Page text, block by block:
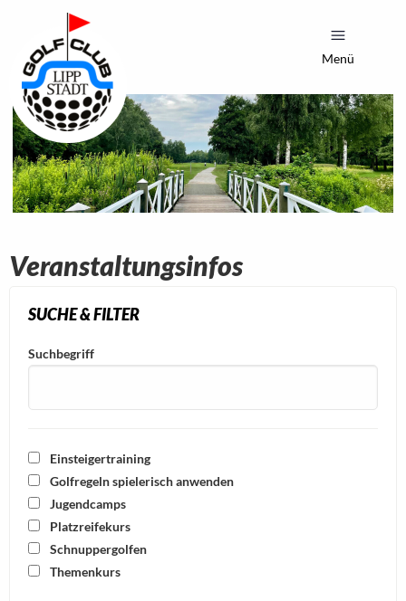
Menü
Veranstaltungsinfos
SUCHE & FILTER
Suchbegriff
Einsteigertraining
Golfregeln spielerisch anwenden
Jugendcamps
Platzreifekurs
Schnuppergolfen
Themenkurs